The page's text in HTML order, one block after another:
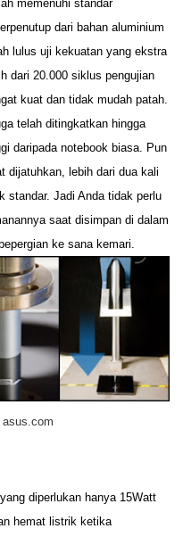
memenuhi standar
dari bahan aluminium
lulus uji kekuatan yang ekstra
dari 20.000 siklus pengujian
kuat dan tidak mudah patah.
telah ditingkatkan hingga
daripada notebook biasa. Pun
dijatuhkan, lebih dari dua kali
standar. Jadi Anda tidak perlu
saat disimpan di dalam
ke sana kemari.
diperlukan hanya 15Watt
hemat listrik ketika